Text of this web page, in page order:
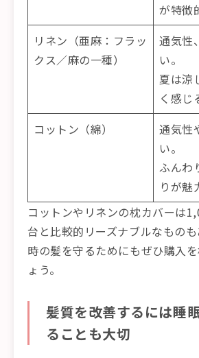
が特徴
リネン（亜麻：フラッ
クス／麻の一種）
通気性
い。
夏は涼
く感じ
コットン（綿）
通気性
い。
ふんわ
りが魅
コットンやリネンの枕カバーは
台と比較的リーズナブルなもの
時の髪を守るためにもぜひ購入
ょう。
髪質を改善するには睡
ることも大切